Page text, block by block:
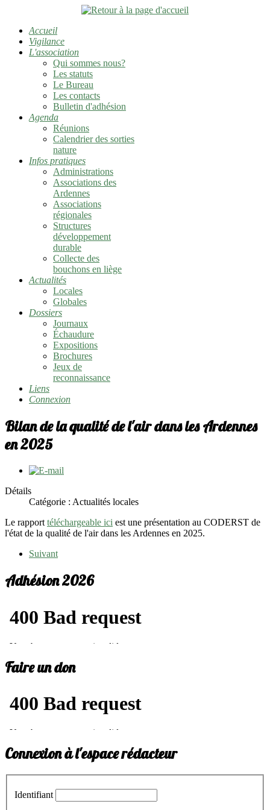
Accueil
Vigilance
L'association
Qui sommes nous?
Les statuts
Le Bureau
Les contacts
Bulletin d'adhésion
Agenda
Réunions
Calendrier des sorties
nature
Infos pratiques
Administrations
Associations des
Ardennes
Associations
régionales
Structures
développement
durable
Collecte des
bouchons en liège
Actualités
Locales
Globales
Dossiers
Journaux
Échaudure
Expositions
Brochures
Jeux de
reconnaissance
Liens
Connexion
Bilan de la qualité de l'air dans les Ardennes
en 2025
Détails
Catégorie : Actualités locales
Le rapport téléchargeable ici est une présentation au CODERST de
l'état de la qualité de l'air dans les Ardennes en 2025.
Suivant
Adhésion 2026
Faire un don
Connexion à l'espace rédacteur
Identifiant